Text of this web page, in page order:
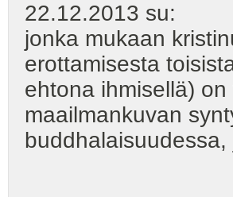
22.12.2013 su:
jonka mukaan
erottamisesta
ehtona ihmisellä)
maailmankuvan